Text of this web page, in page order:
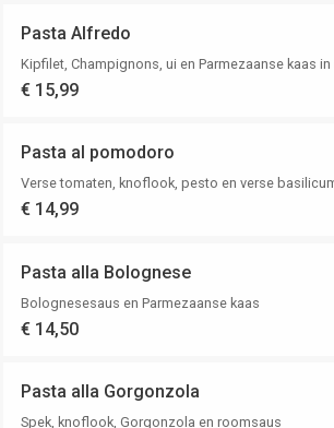
Pasta Alfredo
Kipfilet, Champignons, ui en Parmezaanse kaas
€ 15,99
Pasta al pomodoro
Verse tomaten, knoflook, pesto en verse
€ 14,99
Pasta alla Bolognese
Bolognesesaus en Parmezaanse kaas
€ 14,50
Pasta alla Gorgonzola
Spek, knoflook, Gorgonzola en roomsaus